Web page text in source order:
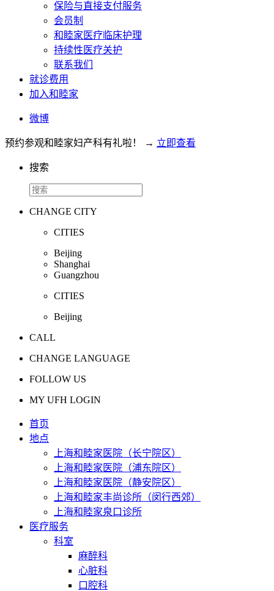
保险与直接支付服务
会员制
和睦家医疗临床护理
持续性医疗关护
联系我们
就诊费用
加入和睦家
微博
预约参观和睦家妇产科有礼啦！ → 立即查看
搜索
CHANGE CITY
CITIES
Beijing
Shanghai
Guangzhou
CITIES
Beijing
CALL
CHANGE LANGUAGE
FOLLOW US
MY UFH LOGIN
首页
地点
上海和睦家医院（长宁院区）
上海和睦家医院（浦东院区）
上海和睦家医院（静安院区）
上海和睦家丰尚诊所（闵行西郊）
上海和睦家泉口诊所
医疗服务
科室
麻醉科
心脏科
口腔科